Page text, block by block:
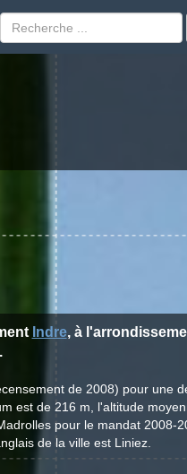
Indre, à
de 2008) pour une
est de 216 m, l'altitude
pour le mandat 2008-
de la ville est Liniez.